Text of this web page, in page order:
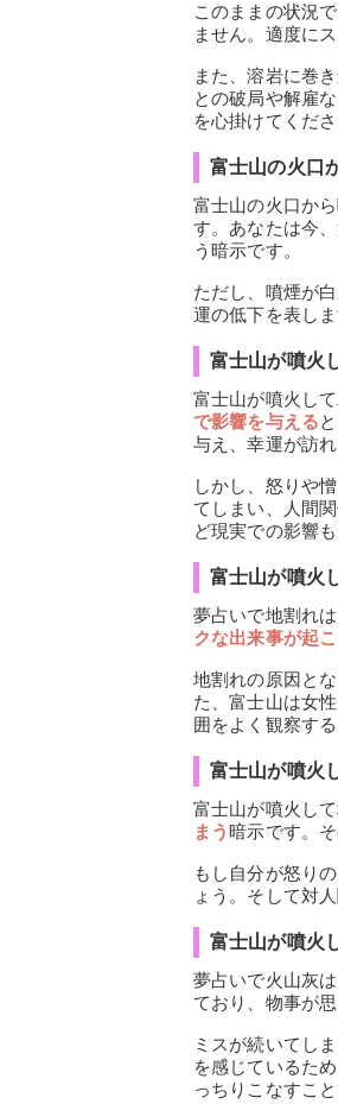
このままの状況
ません。適度に
また、溶岩に巻
との破局や解雇
を心掛けてくださ
富士山の火口
富士山の火口か
す。あなたは今
う暗示です。
ただし、噴煙が
運の低下を表し
富士山が噴火
富士山が噴火し
で影響を与える
与え、幸運が訪れ
しかし、怒りや
てしまい、人間
ど現実での影響
富士山が噴火
夢占いで地割れ
クな出来事が起
地割れの原因と
た、富士山は女
囲をよく観察す
富士山が噴火
富士山が噴火し
まう暗示です。
もし自分が怒り
ょう。そして対
富士山が噴火
夢占いで火山灰
ており、物事が
ミスが続いてし
を感じているた
っちりこなすこ